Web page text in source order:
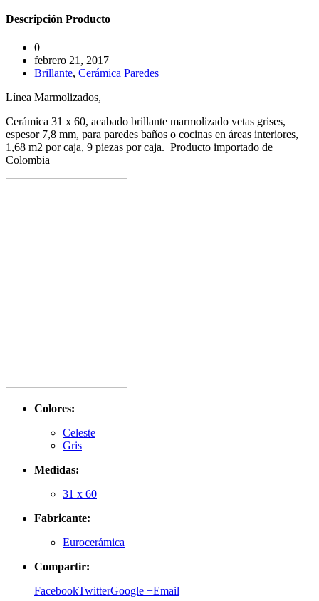
Descripción Producto
0
febrero 21, 2017
Brillante, Cerámica Paredes
Línea Marmolizados,
Cerámica 31 x 60, acabado brillante marmolizado vetas grises,
espesor 7,8 mm, para paredes baños o cocinas en áreas interiores,
1,68 m2 por caja, 9 piezas por caja. Producto importado de
Colombia
Colores:
Celeste
Gris
Medidas:
31 x 60
Fabricante:
Eurocerámica
Compartir:
FacebookTwitterGoogle +Email